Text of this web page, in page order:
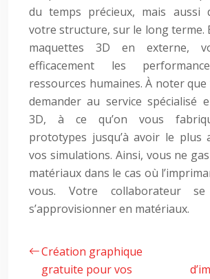
du temps précieux, mais aussi
votre structure, sur le long terme.
maquettes 3D en externe,
efficacement les
ressources humaines. À noter
demander au service spécialisé
3D, à ce qu’on vous
prototypes jusqu’à avoir le plus
vos simulations. Ainsi, vous ne
matériaux dans le cas où
vous. Votre collaborateur
s’approvisionner en matériaux.
Création graphique
gratuite pour vos